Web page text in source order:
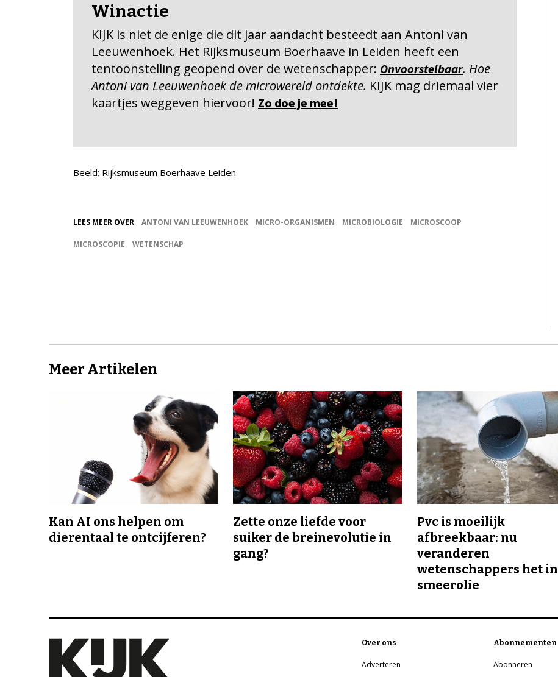
Winactie
KIJK is niet de enige die dit jaar aandacht besteedt aan Antoni van
Leeuwenhoek. Het Rijksmuseum Boerhaave in Leiden heeft een
tentoonstelling geopend over de wetenschapper: Onvoorstelbaar. Hoe
Antoni van Leeuwenhoek de microwereld ontdekte. KIJK mag driemaal vier
kaartjes weggeven hiervoor! Zo doe je mee!
Beeld: Rijksmuseum Boerhaave Leiden
LEES MEER OVER ANTONI VAN LEEUWENHOEK MICRO-ORGANISMEN MICROBIOLOGIE MICROSCOOP
MICROSCOPIE WETENSCHAP
Meer Artikelen
Kan AI ons helpen om
dierentaal te ontcijferen?
Zette onze liefde voor
suiker de breinevolutie in
gang?
Pvc is moeilijk
afbreekbaar: nu
veranderen
wetenschappers het in
smeerolie
Over ons
Adverteren
Abonnementen
Abonneren